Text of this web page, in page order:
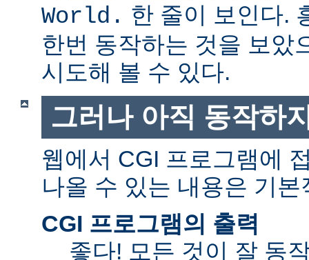
World. 한 줄이 보인다.
한번 동작하는 것을 보았
시도해 볼 수 있다.
그러나 아직 동작하
웹에서 CGI 프로그램에
나올 수 있는 내용은 기
CGI 프로그램의 출력
좋다! 모든 것이 잘 동